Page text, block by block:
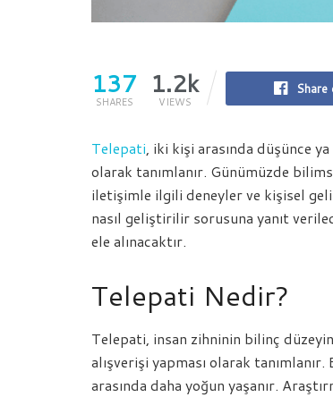
137
SHARES
1.2k
VIEWS
Share
Telepati, iki kişi arasında düşünce
olarak tanımlanır. Günümüzde
iletişimle ilgili deneyler ve kişisel
nasıl geliştirilir sorusuna yanıt
ele alınacaktır.
Telepati Nedir?
Telepati, insan zihninin bilinç
alışverişi yapması olarak
arasında daha yoğun yaşanır.